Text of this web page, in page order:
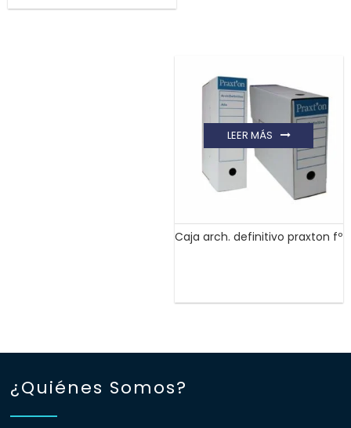
Caja arch. definitivo praxton fº
LEER MÁS
¿Quiénes Somos?